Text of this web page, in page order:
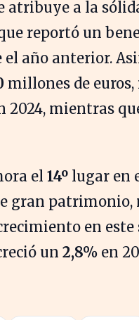
atribuye a la
reportó un
el año anterior.
millones de
2024, mientras
el 14º lugar en
gran patrimonio,
en
un 2,8% en